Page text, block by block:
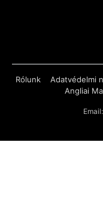
Rólunk Adatvédelmi
Angliai